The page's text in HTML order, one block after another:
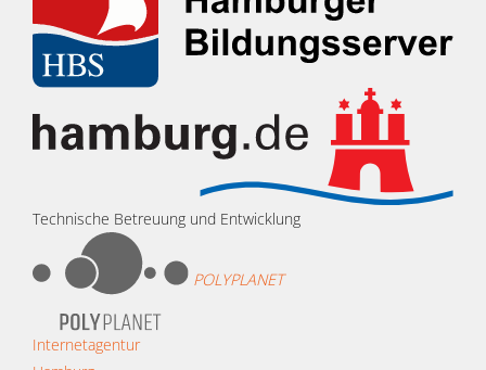
Technische Betreuung und Entwicklung
POLYPLANET
Internetagentur